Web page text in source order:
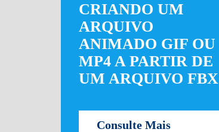
CRIANDO UM
ARQUIVO
ANIMADO GIF OU
MP4 A PARTIR DE
UM ARQUIVO FBX
Consulte Mais